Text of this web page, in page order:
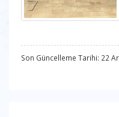
Son Güncelleme Tarihi: 22